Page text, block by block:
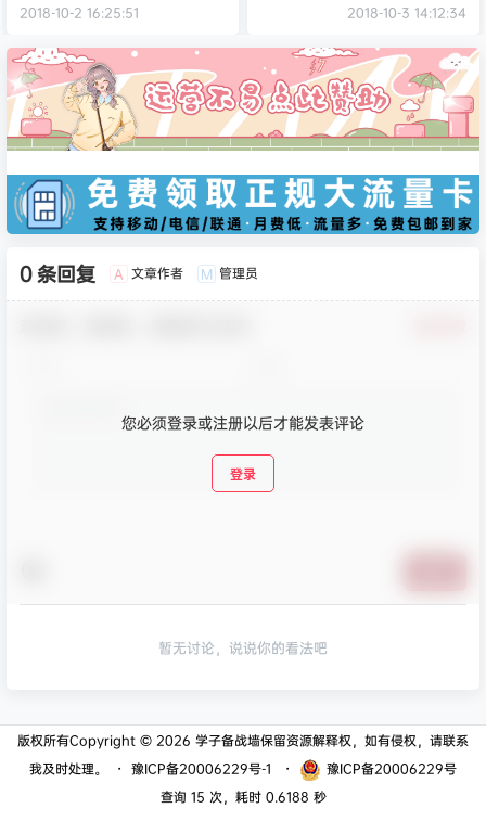
2018-10-2 16:25:51 2018-10-3 14:12:34
0 条回复 A 文章作者 M 管理员
您必须登录或注册以后才能发表评论
登录
暂无讨论，说说你的看法吧
版权所有Copyright © 2026 学子备战墙保留资源解释权，如有侵权，请联系
我及时处理。
・ 豫ICP备20006229号-1 ・
豫ICP备20006229号
查询 15 次，耗时 0.6188 秒